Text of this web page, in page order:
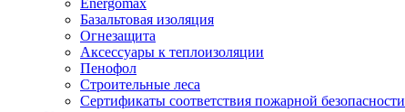
Energomax
Базальтовая изоляция
Огнезащита
Аксессуары к теплоизоляции
Пенофол
Строительные леса
Сертификаты соответствия пожарной безопасности